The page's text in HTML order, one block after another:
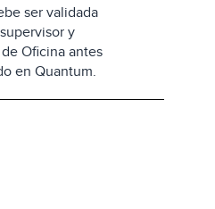
ser validada
y
Oficina antes
en Quantum.